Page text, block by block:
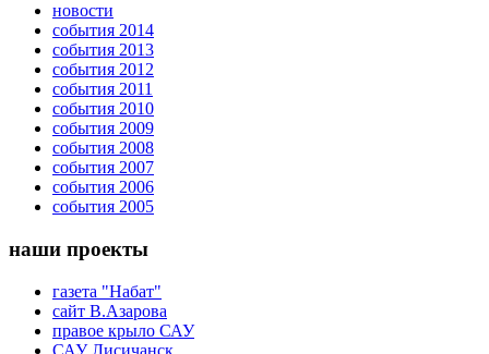
новости
события 2014
события 2013
события 2012
события 2011
события 2010
события 2009
события 2008
события 2007
события 2006
события 2005
наши проекты
газета "Набат"
сайт В.Азарова
правое крыло САУ
САУ Лисичанск